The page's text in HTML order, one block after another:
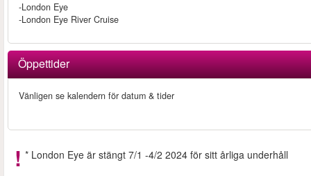
-London Eye
-London Eye River Cruise
Öppettider
Vänligen se kalendern för datum & tider
* London Eye är stängt 7/1 -4/2 2024 för sitt årliga underhåll